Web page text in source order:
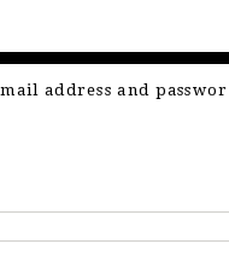
address and